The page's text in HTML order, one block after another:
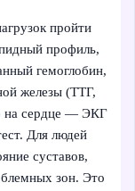
пройти
профиль,
гемоглобин,
железы (ТТГ,
на сердце — ЭКГ
Для людей
суставов,
зон. Это